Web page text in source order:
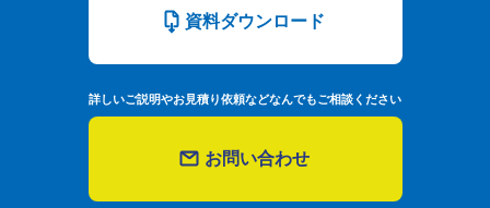
資料ダウンロード
詳しいご説明やお見積り依頼などなんでもご相談ください
お問い合わせ